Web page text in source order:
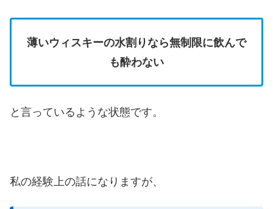
薄いウィスキーの水割りなら無制限に飲んで
も酔わない
と言っているような状態です。
私の経験上の話になりますが、